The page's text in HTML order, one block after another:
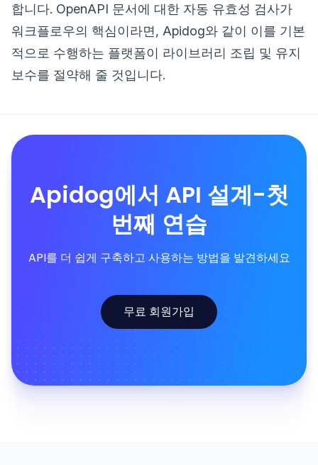
합니다. OpenAPI 문서에 대한 자동 유효성 검사가
워크플로우의 핵심이라면, Apidog와 같이 이를 기본
적으로 수행하는 플랫폼이 라이브러리 조립 및 유지
보수를 절약해 줄 것입니다.
Apidog에서 API 설계-첫
번째 연습
API를 더 쉽게 구축하고 사용하는 방법을 발견하세요
무료 회원가입